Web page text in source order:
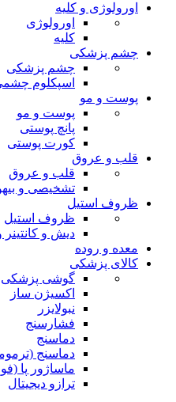
اورولوژی و کلیه
اورولوژی
کلیه
چشم پزشکی
چشم پزشکی
اسپکلوم
پوست و مو
پوست و مو
پانچ پوستی
کورت پوستی
قلب و عروق
قلب و عروق
تشخیصی و
ظروف استیل
ظروف استیل
دیش و کانتینر
معده و روده
کالای پزشکی
گوشی پزشکی
اکسیژن ساز
نبولایزر
فشارسنج
دماسنج
دماسنج
ماساژور پا
ترازو دیجیتال